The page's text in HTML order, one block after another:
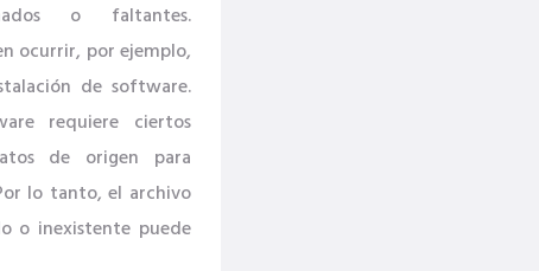
o faltantes.
ocurrir, por ejemplo,
de software.
requiere ciertos
de origen para
lo tanto, el archivo
o inexistente puede